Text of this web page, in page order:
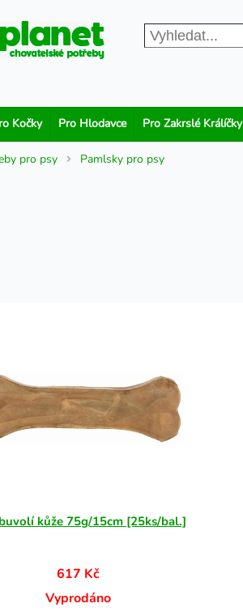
Kočky Pro Hlodavce Pro Zakrslé Králíčky
pro psy Pamlsky pro psy
kůže 75g/15cm [25ks/bal.]
617 Kč
Vyprodáno